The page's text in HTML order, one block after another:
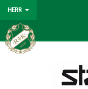
HERR
HERR